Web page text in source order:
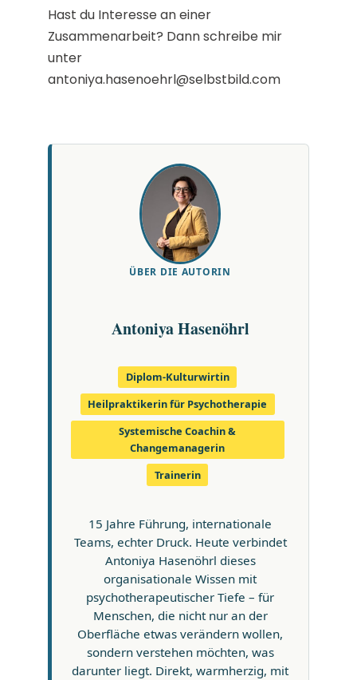
Hast du Interesse an einer
Zusammenarbeit? Dann schreibe mir
unter
antoniya.hasenoehrl@selbstbild.com
ÜBER DIE AUTORIN
Antoniya Hasenöhrl
Diplom-Kulturwirtin
Heilpraktikerin für Psychotherapie
Systemische Coachin &
Changemanagerin
Trainerin
15 Jahre Führung, internationale
Teams, echter Druck. Heute verbindet
Antoniya Hasenöhrl dieses
organisationale Wissen mit
psychotherapeutischer Tiefe – für
Menschen, die nicht nur an der
Oberfläche etwas verändern wollen,
sondern verstehen möchten, was
darunter liegt. Direkt, warmherzig, mit